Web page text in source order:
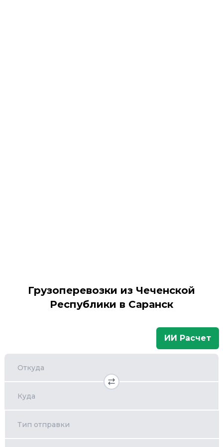
Грузоперевозки из Чеченской
Республики в Саранск
ИИ Расчет
Откуда
Куда
Тип отправки